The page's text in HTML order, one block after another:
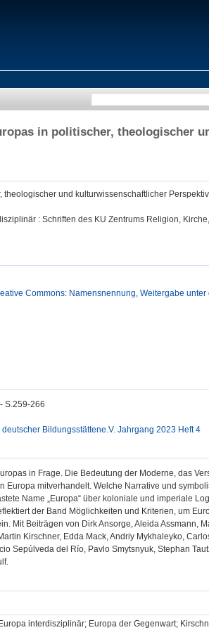
in politischer, theologischer
und kulturwissenschaftlicher
: Schriften des KU Zentrums Religion,
Commons: Namensnennung, Weitergabe
S.259-266
Bildungsstättene.V. Jahrgang 2023 Heft 4
in Frage. Die Bedeutung der Moderne, das
Europa mitverhandelt. Welche Narrative und
Name „Europa“ über koloniale und imperiale
der Band Möglichkeiten und Kriterien, um
Mit Beiträgen von Dirk Ansorge, Aleida Assmann,
Kirschner, Edda Mack, Andriy Mykhaleyko,
Sepúlveda del Río, Pavlo Smytsnyuk, Stephan
interdisziplinär; Europa der Gegenwart;